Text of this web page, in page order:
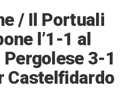
/ Il Portuali
l’1-1 al
Pergolese 3-1
Castelfidardo